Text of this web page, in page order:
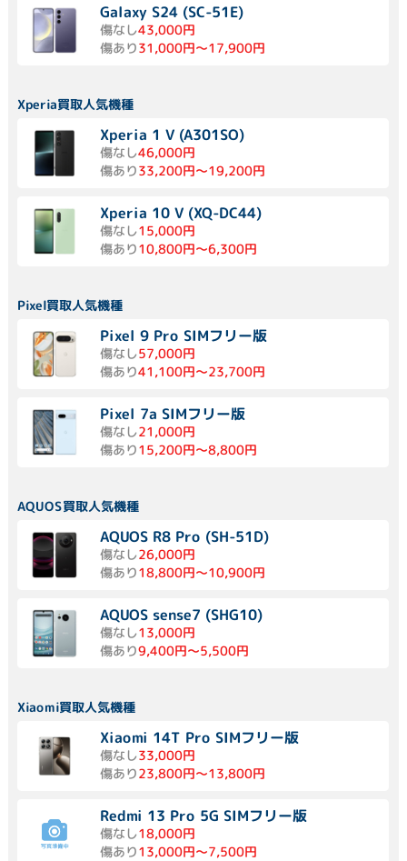
Galaxy S24 (SC-51E)
傷なし43,000円
傷あり31,000円～17,900円
Xperia買取人気機種
Xperia 1 V (A301SO)
傷なし46,000円
傷あり33,200円～19,200円
Xperia 10 V (XQ-DC44)
傷なし15,000円
傷あり10,800円～6,300円
Pixel買取人気機種
Pixel 9 Pro SIMフリー版
傷なし57,000円
傷あり41,100円～23,700円
Pixel 7a SIMフリー版
傷なし21,000円
傷あり15,200円～8,800円
AQUOS買取人気機種
AQUOS R8 Pro (SH-51D)
傷なし26,000円
傷あり18,800円～10,900円
AQUOS sense7 (SHG10)
傷なし13,000円
傷あり9,400円～5,500円
Xiaomi買取人気機種
Xiaomi 14T Pro SIMフリー版
傷なし33,000円
傷あり23,800円～13,800円
Redmi 13 Pro 5G SIMフリー版
傷なし18,000円
傷あり13,000円～7,500円